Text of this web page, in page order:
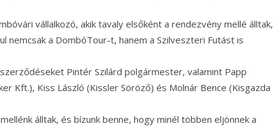
vállalkozó, akik tavaly elsőként a rendezvény mellé álltak,
nemcsak a DombóTour-t, hanem a Szilveszteri Futást is
Pintér Szilárd polgármester, valamint Papp
Kft.), Kiss László (Kissler Söröző) és Molnár Bence (Kisgazda
álltak, és bízunk benne, hogy minél többen eljönnek a